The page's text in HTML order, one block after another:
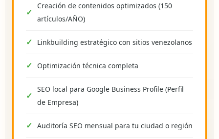
Creación de contenidos optimizados (150
artículos/AÑO)
Linkbuilding estratégico con sitios venezolanos
Optimización técnica completa
SEO local para Google Business Profile (Perfil
de Empresa)
Auditoría SEO mensual para tu ciudad o región